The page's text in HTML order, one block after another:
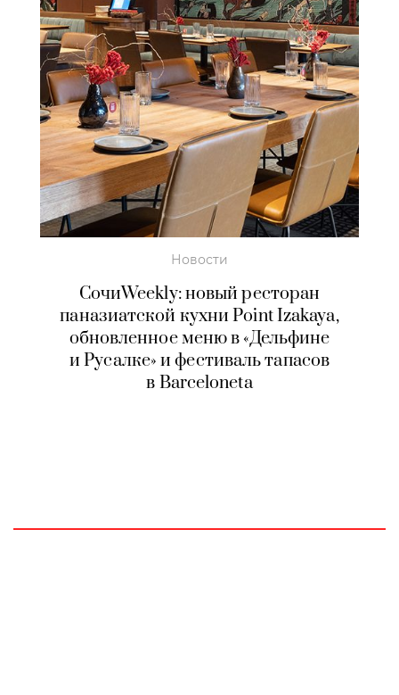
Новости
СочиWeekly: новый ресторан
паназиатской кухни Point Izakaya,
обновленное меню в «Дельфине
и Русалке» и фестиваль тапасов
в Barceloneta